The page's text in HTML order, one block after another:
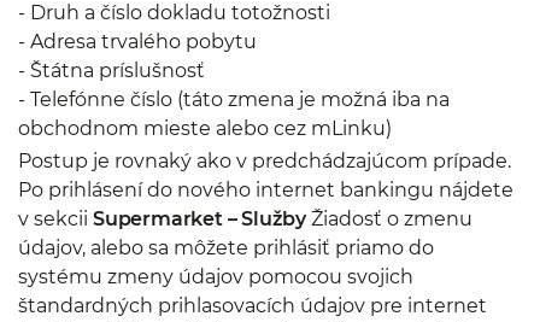
- Druh a číslo dokladu totožnosti
- Adresa trvalého pobytu
- Štátna príslušnosť
- Telefónne číslo (táto zmena je možná iba na
obchodnom mieste alebo cez mLinku)
Postup je rovnaký ako v predchádzajúcom prípade.
Po prihlásení do nového internet bankingu nájdete
v sekcii Supermarket – SlužbyŽiadosť o zmenu
údajov, alebo sa môžete prihlásiť priamo do
systému zmeny údajov pomocou svojich
štandardných prihlasovacích údajov pre internet